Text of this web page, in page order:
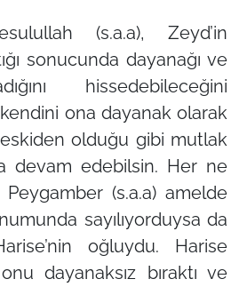
(s.a.a), Zeyd’in
sonucunda dayanağı ve
hissedebileceğini
ona dayanak olarak
olduğu gibi mutlak
devam edebilsin. Her ne
(s.a.a) amelde
sayılıyorduysa da
oğluydu. Harise
dayanaksız bıraktı ve